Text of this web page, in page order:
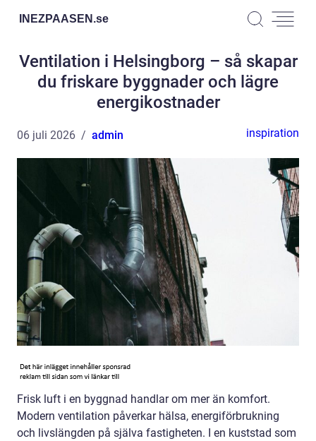
INEZPAASEN.se
Ventilation i Helsingborg – så skapar
du friskare byggnader och lägre
energikostnader
06 juli 2026 admin inspiration
Frisk luft i en byggnad handlar om mer än komfort.
Modern ventilation påverkar hälsa, energiförbrukning
och livslängden på själva fastigheten. I en kuststad som